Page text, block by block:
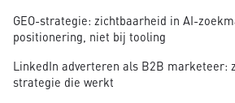
GEO-strategie: zichtbaarheid in AI-
positionering, niet bij tooling
LinkedIn adverteren als B2B marketeer:
strategie die werkt